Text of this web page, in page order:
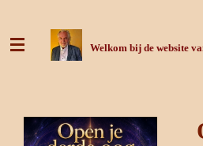
direct
Welkom bij de website